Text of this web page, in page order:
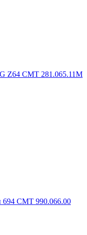
Z64 CMT 281.065.11M
CMT 990.066.00